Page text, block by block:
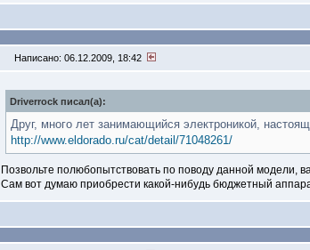
Написано: 06.12.2009, 18:42
Driverrock писал(a):
Друг, много лет занимающийся электроникой,
http://www.eldorado.ru/cat/detail/71048261/
Позвольте полюбопытствовать по поводу данной модели,
Сам вот думаю приобрести какой-нибудь бюджетный